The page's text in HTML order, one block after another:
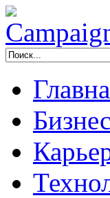
Бизнес